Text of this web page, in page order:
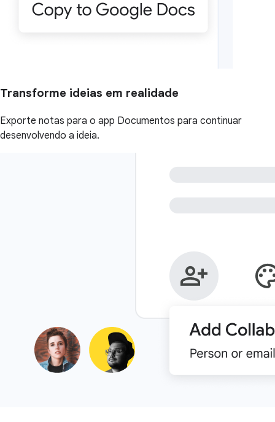
Transforme ideias em realidade
Exporte notas para o app Documentos para continuar
desenvolvendo a ideia.